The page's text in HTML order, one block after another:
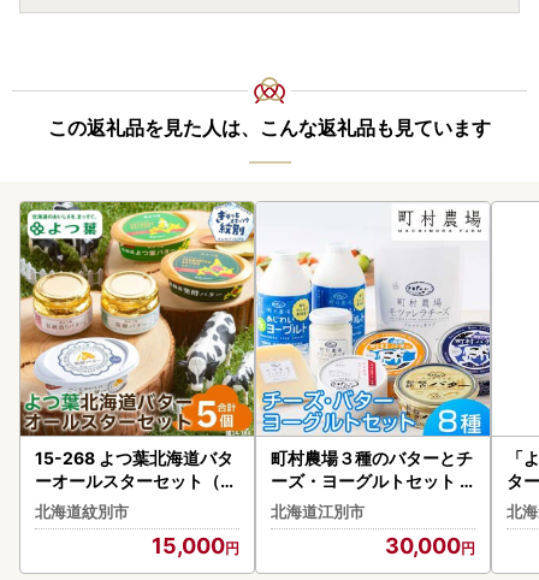
この返礼品を見た人は、こんな返礼品も見ています
15-268 よつ葉北海道バタ
ーオールスターセット（5
個）
北海道紋別市
15,000
町村農場３種のバターとチ
ーズ・ヨーグルトセット
【詰め合わせ 缶 北海道 】
｜ チーズ 乳製品 EB8-008
北海道江別市
30,000
「
タ
北